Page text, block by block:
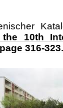
10th
316-323.